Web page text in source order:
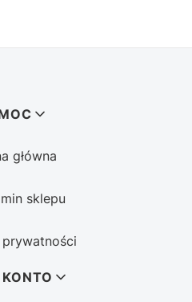
główna
sklepu